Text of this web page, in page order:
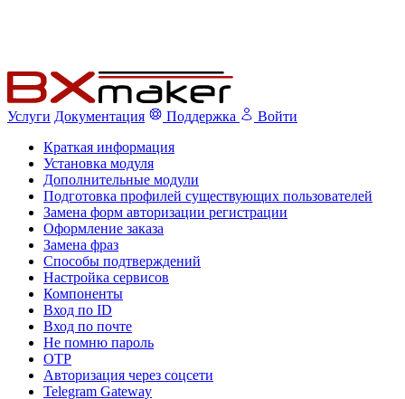
Услуги Документация Поддержка
Войти
Краткая информация
Установка модуля
Дополнительные модули
Подготовка профилей существующих пользователей
Замена форм авторизации регистрации
Оформление заказа
Замена фраз
Способы подтверждений
Настройка сервисов
Компоненты
Вход по ID
Вход по почте
Не помню пароль
OTP
Авторизация через соцсети
Telegram Gateway